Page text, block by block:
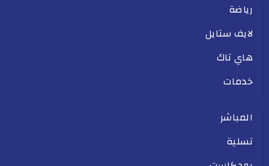
رياضة
لايف ستايل
هاي تاك
خدمات
المباشر
تسلية